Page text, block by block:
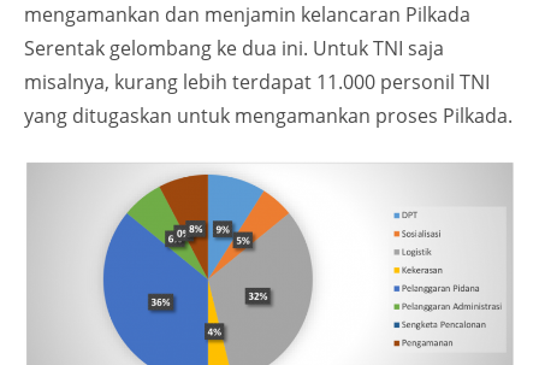
mengamankan dan menjamin kelancaran Pilkada
Serentak gelombang ke dua ini. Untuk TNI saja
misalnya, kurang lebih terdapat 11.000 personil TNI
yang ditugaskan untuk mengamankan proses Pilkada.